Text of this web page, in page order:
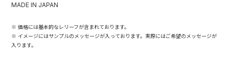
MADE IN JAPAN
※ 価格には基本的なレリーフが含まれております。
※ イメージにはサンプルのメッセージが入っております。実際にはご希望のメッセージが
入ります。